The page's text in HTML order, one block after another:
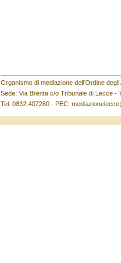
Organismo di mediazione dell'Ordine
Sede: Via Brenta c/o Tribunale di Lecce -
Tel: 0832.407280 - PEC: